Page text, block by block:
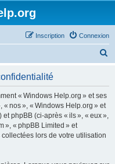
Connexion
Inscription
« Windows Help.org » et ses
« nos », « Windows Help.org » et
phpBB (ci-après « ils », « eux »,
», « phpBB Limited » et
lors de votre utilisation